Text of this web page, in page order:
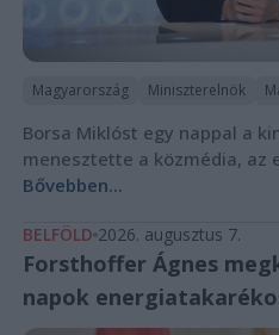
Magyarország Miniszterelnök
Borsa Miklóst egy nappal a
menesztette a közmédia, az
Bővebben...
BELFÖLD 2026. augusztus 7.
Forsthoffer Ágnes
napok